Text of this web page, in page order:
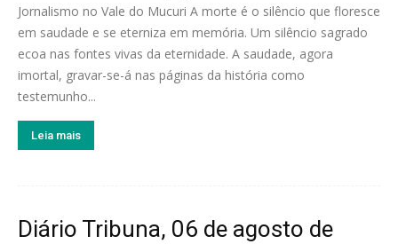
Jornalismo no Vale do Mucuri A morte é o silêncio que floresce
em saudade e se eterniza em memória. Um silêncio sagrado
ecoa nas fontes vivas da eternidade. A saudade, agora
imortal, gravar-se-á nas páginas da história como
testemunho...
Leia mais
Diário Tribuna, 06 de agosto de